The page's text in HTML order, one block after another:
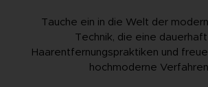
Tauche ein in die Welt der
Technik, die eine
Haarentfernungspraktiken und
hochmoderne